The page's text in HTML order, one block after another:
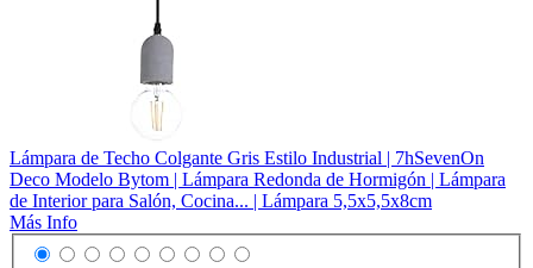
Lámpara de Techo Colgante Gris Estilo Industrial | 7hSevenOn
Deco Modelo Bytom | Lámpara Redonda de Hormigón | Lámpara
de Interior para Salón, Cocina... | Lámpara 5,5x5,5x8cm
Más Info